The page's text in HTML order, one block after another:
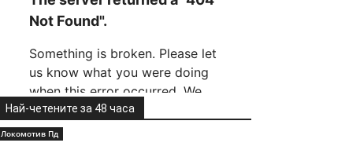
Най-четените за 48 часа
Локомотив Пд